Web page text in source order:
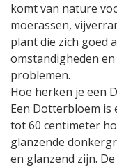
komt van nature
moerassen,
plant die zich goed
omstandigheden
problemen.
Hoe herken je een
Een Dotterbloem is
tot 60 centimeter
glanzende
en glanzend zijn.